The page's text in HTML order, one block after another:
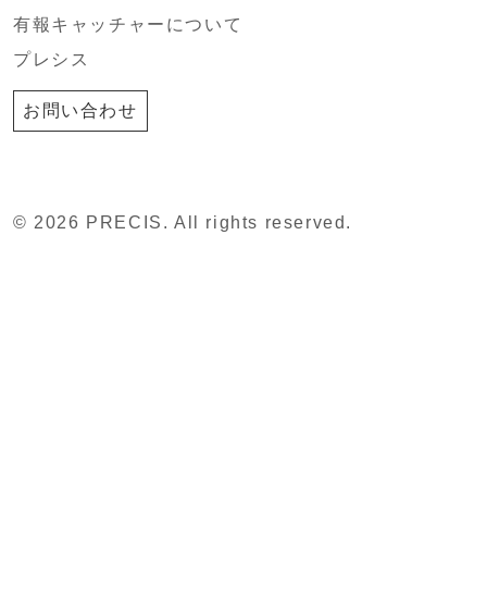
有報キャッチャーについて
プレシス
お問い合わせ
© 2026 PRECIS. All rights reserved.